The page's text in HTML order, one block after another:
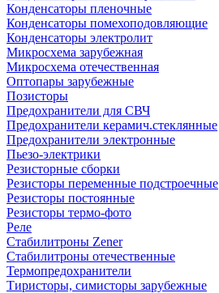
Конденсаторы пленочные
Конденсаторы помехоподовляющие
Конденсаторы электролит
Микросхема зарубежная
Микросхема отечественная
Оптопары зарубежные
Позисторы
Предохранители для СВЧ
Предохранители керамич.стеклянные
Предохранители электронные
Пьезо-электрики
Резисторные сборки
Резисторы переменные подстроечные
Резисторы постоянные
Резисторы термо-фото
Реле
Стабилитроны Zener
Стабилитроны отечественные
Термопредохранители
Тиристоры, симисторы зарубежные